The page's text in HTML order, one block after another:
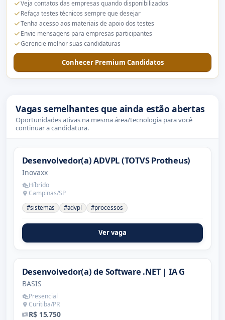
Veja contatos das empresas quando disponibilizados
Refaça testes técnicos sempre que desejar
Tenha acesso aos materiais de apoio dos testes
Envie mensagens para empresas participantes
Gerencie melhor suas candidaturas
Conhecer Premium Candidatos
Vagas semelhantes que ainda estão abertas
Oportunidades ativas na mesma área/tecnologia para você
continuar a candidatura.
Desenvolvedor(a) ADVPL (TOTVS Protheus)
Inovaxx
Híbrido
Campinas/SP
#sistemas #advpl #processos
Ver vaga
Desenvolvedor(a) de Software .NET | IA G
BASIS
Presencial
Curitiba/PR
R$ 15.750